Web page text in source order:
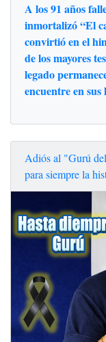
A los 91 años
inmortalizó “El
convirtió en el
de los mayores
legado
encuentre en
Adiós al "Gurú
para siempre la